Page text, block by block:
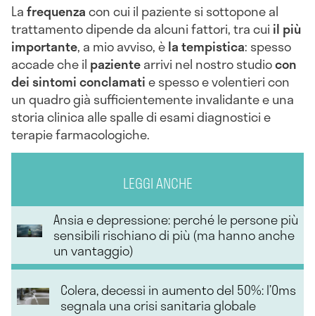
Lafrequenzacon cui il paziente si sottopone al
trattamento dipende da alcuni fattori, tra cui il più
importante, a mio avviso, èla tempistica: spesso
accade che il pazientearrivi nel nostro studiocon
dei sintomi conclamatie spesso e volentieri con
un quadro già sufficientemente invalidante e una
storia clinica alle spalle di esami diagnostici e
terapie farmacologiche.
LEGGI ANCHE
Ansia e depressione: perché le persone più
sensibili rischiano di più (ma hanno anche
un vantaggio)
Colera, decessi in aumento del 50%: l’Oms
segnala una crisi sanitaria globale